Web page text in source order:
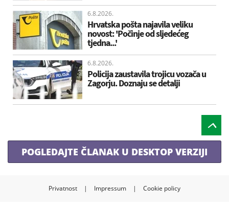
6.8.2026.
Hrvatska pošta najavila veliku
novost: 'Počinje od sljedećeg
tjedna...'
6.8.2026.
Policija zaustavila trojicu vozača u
Zagorju. Doznaju se detalji
POGLEDAJTE ČLANAK U DESKTOP VERZIJI
Privatnost | Impressum | Cookie policy